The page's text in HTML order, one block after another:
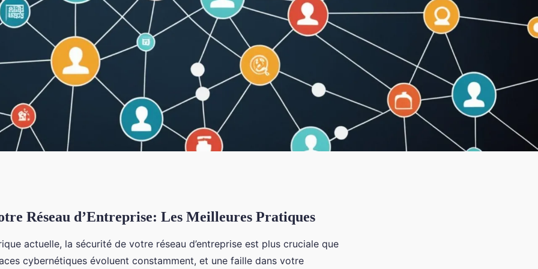
d'entreprise: les
Réseau d’Entreprise: Les Meilleures Pratiques
actuelle, la sécurité de votre réseau d’entreprise est plus cruciale que
cybernétiques évoluent constamment, et une faille dans votre